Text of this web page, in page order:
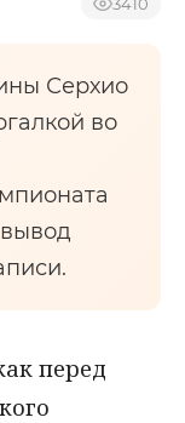
Серхио
во
перед